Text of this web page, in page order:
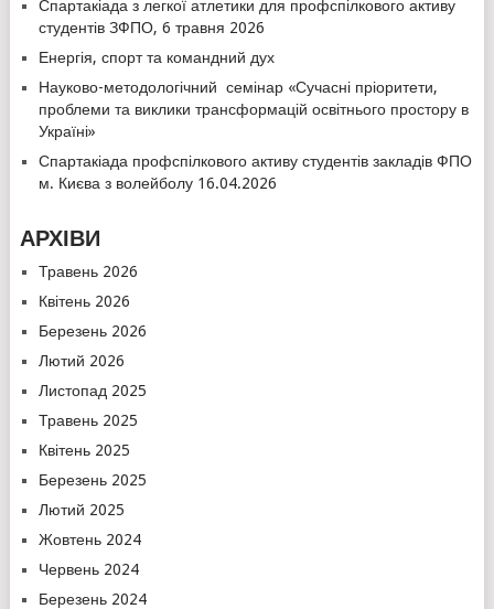
Спартакіада з легкої атлетики для профспілкового активу
студентів ЗФПО, 6 травня 2026
Енергія, спорт та командний дух
Науково-методологічний семінар «Сучасні пріоритети,
проблеми та виклики трансформацій освітнього простору в
Україні»
Спартакіада профспілкового активу студентів закладів ФПО
м. Києва з волейболу 16.04.2026
АРХІВИ
Травень 2026
Квітень 2026
Березень 2026
Лютий 2026
Листопад 2025
Травень 2025
Квітень 2025
Березень 2025
Лютий 2025
Жовтень 2024
Червень 2024
Березень 2024